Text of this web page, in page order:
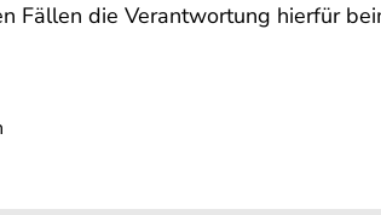
Fällen die Verantwortung hierfür